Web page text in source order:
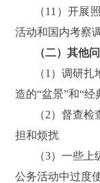
（11）开展
活动和国内考察
（二）其他
（1）调研
造的“盆景”和“经
（2）督查
担和烦扰
（3）一些
公务活动中过度